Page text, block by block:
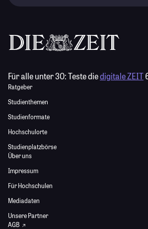
Für alle unter 30:Teste diedigitale ZEIT
Ratgeber
Studienthemen
Studienformate
Hochschulorte
Studienplatzbörse
Über uns
Impressum
Für Hochschulen
Mediadaten
Unsere Partner
AGB